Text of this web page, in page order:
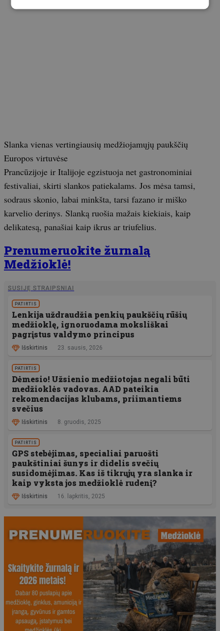
Slanka vienas vertingiausių medžiojamųjų paukščių
Europos virtuvėse
Prancūzijoje ir Italijoje egzistuoja net gastronominiai
festivaliai, skirti slankos patiekalams. Jos mėsa tamsi,
sodraus skonio, labai minkšta, tarsi fazano ir miško
karvelio derinys. Slanką ruošia mažais kiekiais, kaip
delikatesą, panašiai kaip ikrus ar triufelius.
Prenumeruokite žurnalą
Medžioklė!
SUSIJĘ STRAIPSNIAI
PATIRTIS
Lenkija uždraudžia penkių paukščių rūšių
medžioklę, ignoruodama moksliškai
pagrįstus valdymo principus
Išskirtinis 23. sausis, 2026
PATIRTIS
Dėmesio! Užsienio medžiotojas negali būti
medžioklės vadovas. AAD pateikia
rekomendacijas klubams, priimantiems
svečius
Išskirtinis 8. gruodis, 2025
PATIRTIS
GPS stebėjimas, specialiai paruošti
paukštiniai šunys ir didelis svečių
susidomėjimas. Kas iš tikrųjų yra slanka ir
kaip vyksta jos medžioklė rudenį?
Išskirtinis 16. lapkritis, 2025